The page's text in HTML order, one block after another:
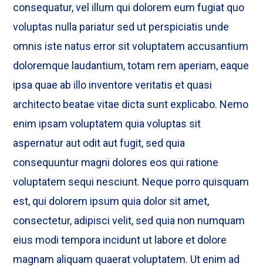
consequatur, vel illum qui dolorem eum fugiat quo
voluptas nulla pariatur sed ut perspiciatis unde
omnis iste natus error sit voluptatem accusantium
doloremque laudantium, totam rem aperiam, eaque
ipsa quae ab illo inventore veritatis et quasi
architecto beatae vitae dicta sunt explicabo. Nemo
enim ipsam voluptatem quia voluptas sit
aspernatur aut odit aut fugit, sed quia
consequuntur magni dolores eos qui ratione
voluptatem sequi nesciunt. Neque porro quisquam
est, qui dolorem ipsum quia dolor sit amet,
consectetur, adipisci velit, sed quia non numquam
eius modi tempora incidunt ut labore et dolore
magnam aliquam quaerat voluptatem. Ut enim ad